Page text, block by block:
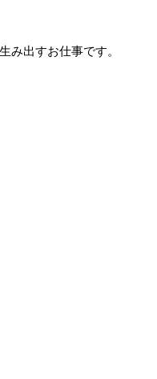
み出すお仕事です。